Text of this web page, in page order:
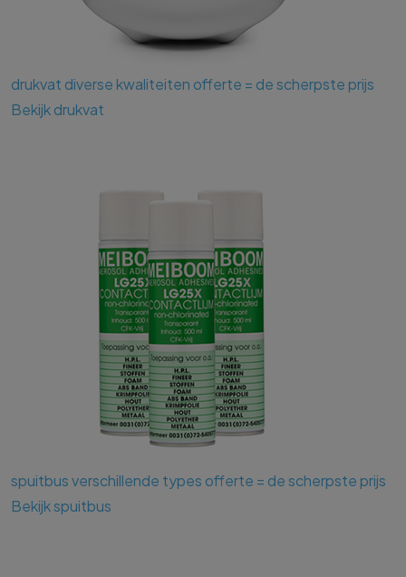
drukvat diverse kwaliteiten offerte = de scherpste prijs
Bekijk drukvat
spuitbusverschillende types offerte = de scherpste prijs
Bekijk spuitbus